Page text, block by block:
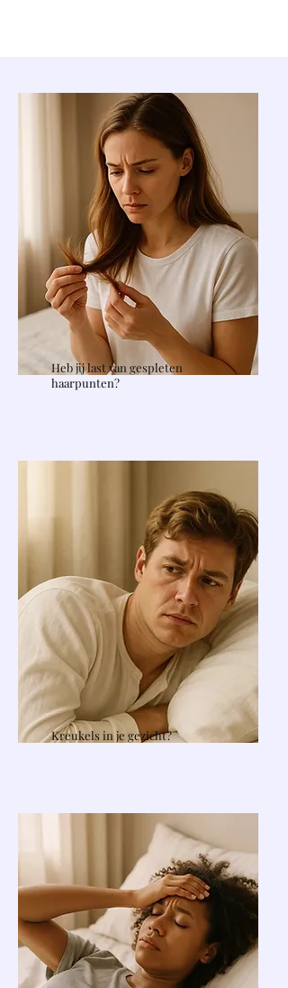
Heb jij last van gespleten
haarpunten?
Kreukels in je gezicht?